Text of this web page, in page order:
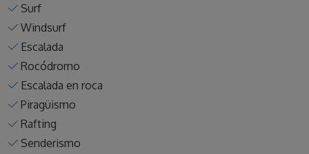
Surf
Windsurf
Escalada
Rocódromo
Escalada en roca
Piragüismo
Rafting
Senderismo